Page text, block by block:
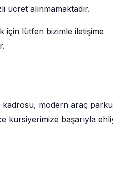
ücret alınmamaktadır.
için lütfen bizimle iletişime
kadrosu, modern araç
kursiyerimize başarıyla